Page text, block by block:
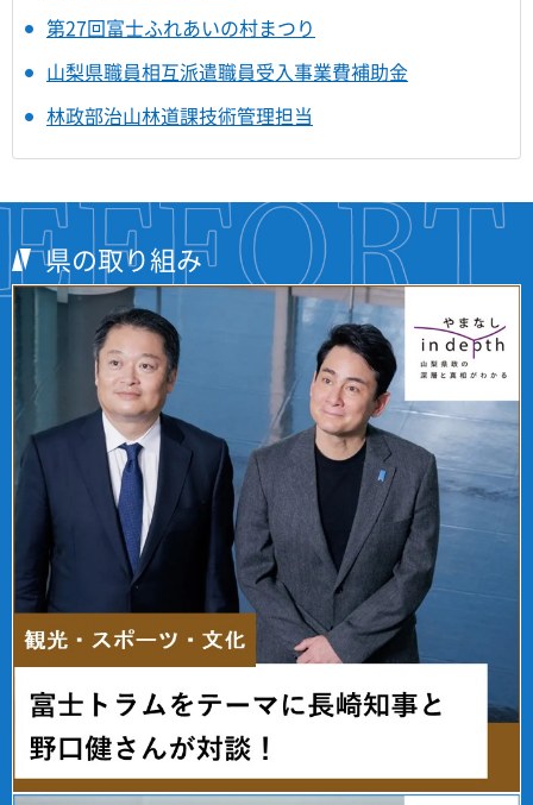
第27回富士ふれあいの村まつり
山梨県職員相互派遣職員受入事業費補助金
林政部治山林道課技術管理担当
県の取り組み